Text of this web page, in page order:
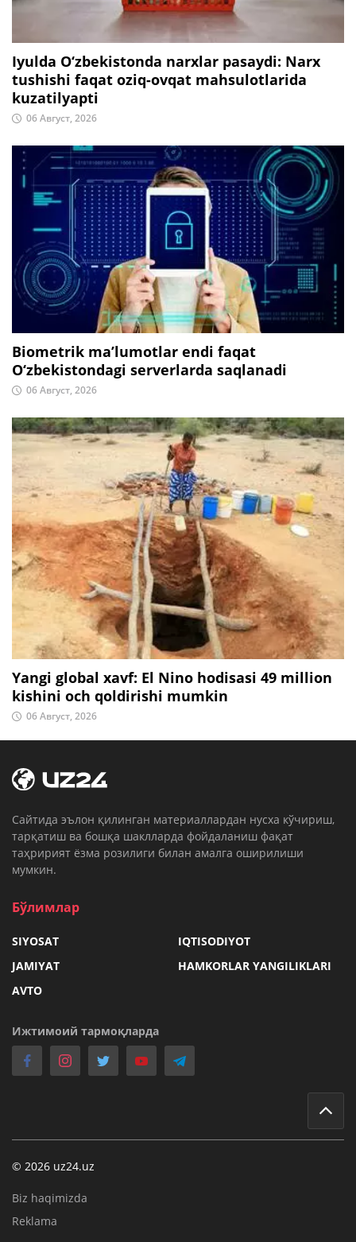
Iyulda O‘zbekistonda narxlar pasaydi: Narx
tushishi faqat oziq-ovqat mahsulotlarida
kuzatilyapti
06 Август, 2026
Biometrik ma’lumotlar endi faqat
O‘zbekistondagi serverlarda saqlanadi
06 Август, 2026
Yangi global xavf: El Nino hodisasi 49 million
kishini och qoldirishi mumkin
06 Август, 2026
Cайтида эълон қилинган материаллардан нусха кўчириш,
тарқатиш ва бошқа шаклларда фойдаланиш фақат
таҳририят ёзма розилиги билан амалга оширилиши
мумкин.
Бўлимлар
SIYOSAT
IQTISODIYOT
JAMIYAT
HAMKORLAR YANGILIKLARI
AVTO
Ижтимоий тармоқларда
© 2026 uz24.uz
Biz haqimizda
Reklama